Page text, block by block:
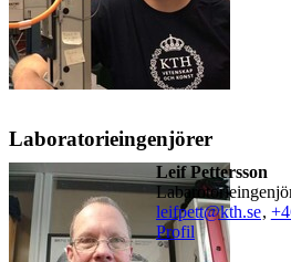
Laboratorieingenjörer
Leif Pettersson
leifpett@kth.se,
Profil